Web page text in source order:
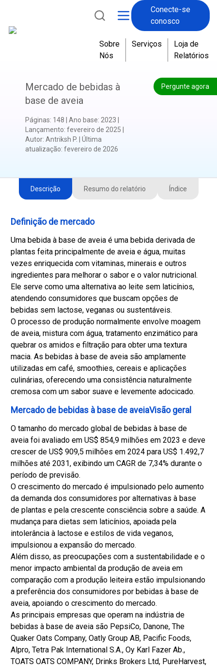
Conecte-se
conosco
Sobre
Nós
Serviços
Loja de
Relatórios
Pergunte agora
Mercado de bebidas à
base de aveia
Páginas: 148 Ano base: 2023
Lançamento: fevereiro de 2025
Autor: Antriksh P.
Última
atualização: fevereiro de 2026
Descrição Resumo do relatório Índice
Definição de mercado
Uma bebida à base de aveia é uma bebida derivada de
plantas feita principalmente de aveia e água, muitas
vezes enriquecida com vitaminas, minerais e outros
ingredientes para melhorar o sabor e o valor nutricional.
Ele serve como uma alternativa ao leite sem laticínios,
atendendo consumidores que buscam opções de
bebidas sem lactose, veganas ou sustentáveis.
O processo de produção normalmente envolve moagem
de aveia, mistura com água, tratamento enzimático para
quebrar os amidos e filtração para obter uma textura
macia. As bebidas à base de aveia são amplamente
utilizadas em café, smoothies, cereais e aplicações
culinárias, oferecendo uma consistência naturalmente
cremosa com um sabor suave e levemente adocicado.
Mercado de bebidas à base de aveiaVisão geral
O tamanho do mercado global de bebidas à base de
aveia foi avaliado em US$ 854,9 milhões em 2023 e deve
crescer de US$ 909,5 milhões em 2024 para US$ 1.492,7
milhões até 2031, exibindo um CAGR de 7,34% durante o
período de previsão.
O crescimento do mercado é impulsionado pelo aumento
da demanda dos consumidores por alternativas à base
de plantas e pela crescente consciência sobre a saúde. A
mudança para dietas sem laticínios, apoiada pela
intolerância à lactose e estilos de vida veganos,
impulsionou a expansão do mercado.
Além disso, as preocupações com a sustentabilidade e o
menor impacto ambiental da produção de aveia em
comparação com a produção leiteira estão impulsionando
a preferência dos consumidores por bebidas à base de
aveia, apoiando o crescimento do mercado.
As principais empresas que operam na indústria de
bebidas à base de aveia são PepsiCo, Danone, The
Quaker Oats Company, Oatly Group AB, Pacific Foods,
Alpro, Tetra Pak International S.A., Oy Karl Fazer Ab.,
TOATS OATS COMPANY, Drinks Brokers Ltd, PureHarvest,